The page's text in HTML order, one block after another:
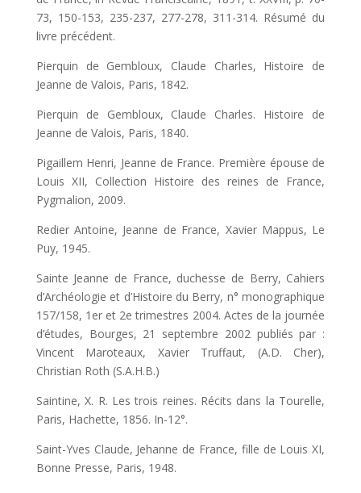
73, 150-153, 235-237, 277-278, 311-314. Résumé du
livre précédent.
Pierquin de Gembloux, Claude Charles, Histoire de
Jeanne de Valois, Paris, 1842.
Pierquin de Gembloux, Claude Charles. Histoire de
Jeanne de Valois, Paris, 1840.
Pigaillem Henri, Jeanne de France. Première épouse de
Louis XII, Collection Histoire des reines de France,
Pygmalion, 2009.
Redier Antoine, Jeanne de France, Xavier Mappus, Le
Puy, 1945.
Sainte Jeanne de France, duchesse de Berry, Cahiers
d’Archéologie et d’Histoire du Berry, n° monographique
157/158, 1er et 2e trimestres 2004. Actes de la journée
d’études, Bourges, 21 septembre 2002 publiés par :
Vincent Maroteaux, Xavier Truffaut, (A.D. Cher),
Christian Roth (S.A.H.B.)
Saintine, X. R. Les trois reines. Récits dans la Tourelle,
Paris, Hachette, 1856. In-12°.
Saint-Yves Claude, Jehanne de France, fille de Louis XI,
Bonne Presse, Paris, 1948.